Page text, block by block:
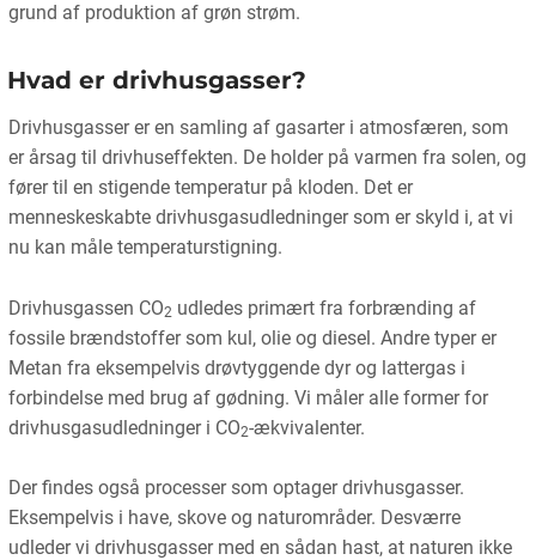
grund af produktion af grøn strøm.
Hvad er drivhusgasser?
Drivhusgasser er en samling af gasarter i atmosfæren, som
er årsag til drivhuseffekten. De holder på varmen fra solen, og
fører til en stigende temperatur på kloden. Det er
menneskeskabte drivhusgasudledninger som er skyld i, at vi
nu kan måle temperaturstigning.
Drivhusgassen CO2 udledes primært fra forbrænding af
fossile brændstoffer som kul, olie og diesel. Andre typer er
Metan fra eksempelvis drøvtyggende dyr og lattergas i
forbindelse med brug af gødning. Vi måler alle former for
drivhusgasudledninger i CO2-ækvivalenter.
Der findes også processer som optager drivhusgasser.
Eksempelvis i have, skove og naturområder. Desværre
udleder vi drivhusgasser med en sådan hast, at naturen ikke